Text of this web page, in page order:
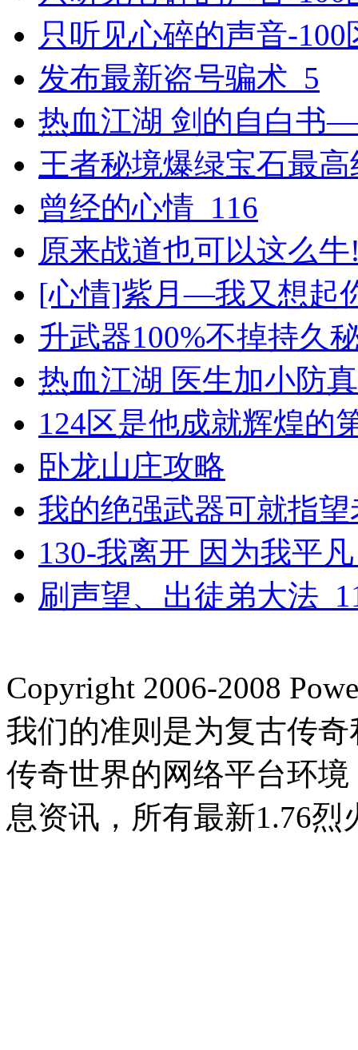
只听见心碎的声音-100
发布最新盗号骗术_5
热血江湖 剑的自白书
王者秘境爆绿宝石最
曾经的心情_116
原来战道也可以这么牛
[心情]紫月―我又想起
升武器100%不掉持久
热血江湖 医生加小防
124区是他成就辉煌的
卧龙山庄攻略
我的绝强武器可就指
130-我离开 因为我平
刷声望、出徒弟大法
Copyright 2006-2008
我们的准则是为复古传
传奇世界的网络平台环
息资讯，所有最新1.76